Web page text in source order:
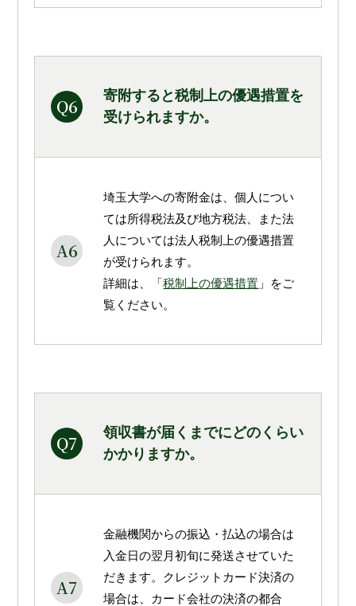
Q6
寄附すると税制上の優遇措置を
受けられますか。
A6
埼玉大学への寄附金は、個人につい
ては所得税法及び地方税法、また法
人については法人税制上の優遇措置
が受けられます。
詳細は、「税制上の優遇措置 」をご
覧ください。
Q7
領収書が届くまでにどのくらい
かかりますか。
A7
金融機関からの振込・払込の場合は
入金日の翌月初旬に発送させていた
だきます。クレジットカード決済の
場合は、カード会社の決済の都合